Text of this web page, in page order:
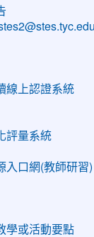
線上認證系統
評量系統
入口網(教師研習)
學或活動要點